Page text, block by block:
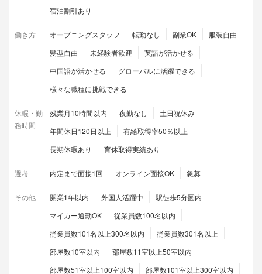
宿泊割引あり
働き方 オープニングスタッフ 転勤なし 副業OK
服装自由
髪型自由
未経験者歓迎
英語が活かせる
中国語が活かせる
グローバルに活躍できる
様々な職種に挑戦できる
休暇・勤
務時間
残業月10時間以内 夜勤なし
土日祝休み
年間休日120日以上
有給取得率50％以上
長期休暇あり
育休取得実績あり
選考 内定まで面接1回 オンライン面接OK 急募
その他 開業1年以内 外国人活躍中
駅徒歩5分圏内
マイカー通勤OK
従業員数100名以内
従業員数101名以上300名以内
従業員数301名以上
部屋数10室以内
部屋数11室以上50室以内
部屋数51室以上100室以内
部屋数101室以上300室以内